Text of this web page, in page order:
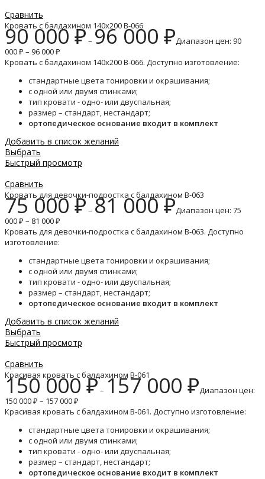
Сравнить
Кровать с балдахином 140х200 B-066
90 000₽– 96 000 ₽Диапазон цен: 90
000 ₽ – 96 000 ₽
Кровать с балдахином 140х200 B-066. Доступно изготовление:
стандартные цвета тонировки и окрашивания;
с одной или двумя спинками;
тип кровати - одно- или двуспальная;
размер – стандарт, нестандарт;
ортопедическое основание входит в комплект
Добавить в список желаний
Выбрать
Быстрый просмотр
Сравнить
Кровать для девочки-подростка с балдахином B-063
75 000₽ – 81 000₽Диапазон цен: 75
000 ₽ – 81 000 ₽
Кровать для девочки-подростка с балдахином B-063. Доступно
изготовление:
стандартные цвета тонировки и окрашивания;
с одной или двумя спинками;
тип кровати - одно- или двуспальная;
размер – стандарт, нестандарт;
ортопедическое основание входит в комплект
Добавить в список желаний
Выбрать
Быстрый просмотр
Сравнить
Красивая кровать с балдахином B-061
150 000₽– 157 000 ₽Диапазон цен:
150 000 ₽ – 157 000 ₽
Красивая кровать с балдахином B-061. Доступно изготовление:
стандартные цвета тонировки и окрашивания;
с одной или двумя спинками;
тип кровати - одно- или двуспальная;
размер – стандарт, нестандарт;
ортопедическое основание входит в комплект